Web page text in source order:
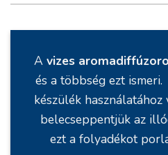
A vizes
és a többség ezt
készülék használatához
belecseppentjük az
ezt a folyadékot